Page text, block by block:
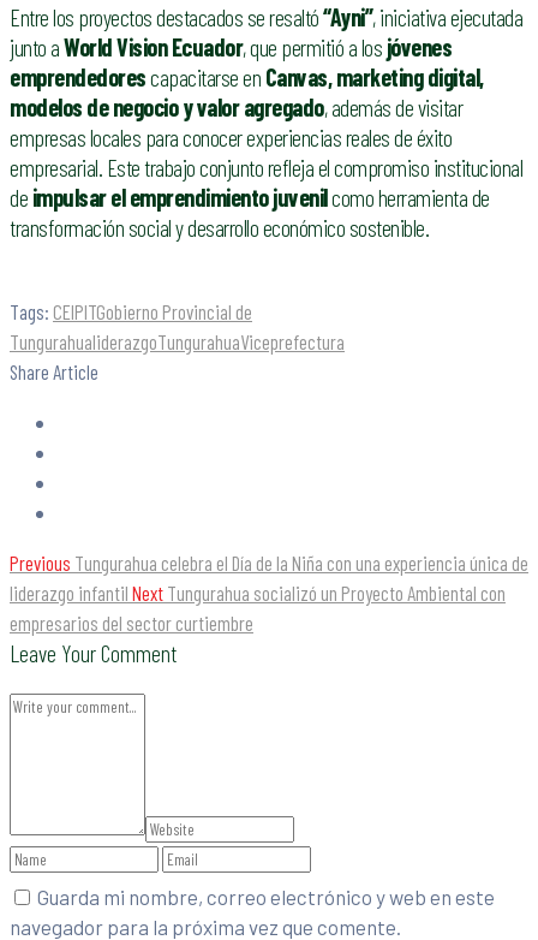
Entre los proyectos destacados se resaltó“Ayni”, iniciativa ejecutada
junto aWorld Vision Ecuador, que permitió a los jóvenes
emprendedorescapacitarse en Canvas, marketing digital,
modelos de negocio y valor agregado, además de visitar
empresas locales para conocer experiencias reales de éxito
empresarial. Este trabajo conjunto refleja el compromiso institucional
de impulsar el emprendimiento juvenilcomo herramienta de
transformación social y desarrollo económico sostenible.
Tags: CEIPITGobierno Provincial de
TungurahualiderazgoTungurahuaViceprefectura
Share Article
Previous Tungurahua celebra el Día de la Niña con una experiencia única de
liderazgo infantil Next Tungurahua socializó un Proyecto Ambiental con
empresarios del sector curtiembre
Leave Your Comment
Guarda mi nombre, correo electrónico y web en este
navegador para la próxima vez que comente.